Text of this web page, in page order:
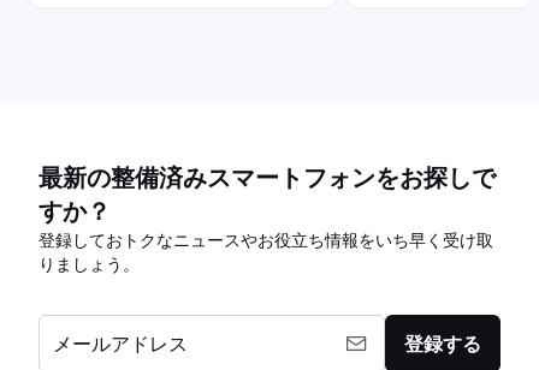
最新の整備済みスマートフォンをお探しで
すか？
登録しておトクなニュースやお役立ち情報をいち早く受け取
りましょう。
メールアドレス 登録する